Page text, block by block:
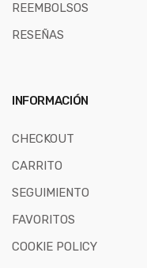
REEMBOLSOS
RESEÑAS
INFORMACIÓN
CHECKOUT
CARRITO
SEGUIMIENTO
FAVORITOS
COOKIE POLICY